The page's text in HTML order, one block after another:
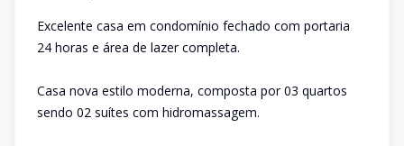
Excelente casa em condomínio fechado com portaria
24 horas e área de lazer completa.
Casa nova estilo moderna, composta por 03 quartos
sendo 02 suítes com hidromassagem.